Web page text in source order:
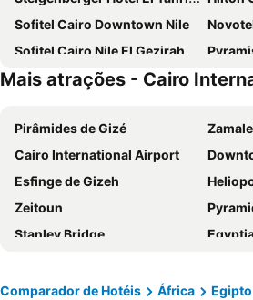
Sofitel Cairo Downtown Nile
Sofitel Cairo Nile El Gezirah
Cairo Marriott Hotel & Omar Khayyam Casino
City
Sheraton Cairo Hotel & Casino
Le
The President Hotel Cairo
Mar
Viaje Hotel Downtown Cairo
Sama
Safir Hotel Cairo
Al
Four Seasons Cairo At Nile Plaza
Museum And Nile View Hotel
Mais atrações - Cairo
Pirâmides de Gizé
Cairo International Airport
Esfinge de Gizeh
Zeitoun
Stanley Bridge
Cairo Tower
Comparador de Hotéis África Egipto